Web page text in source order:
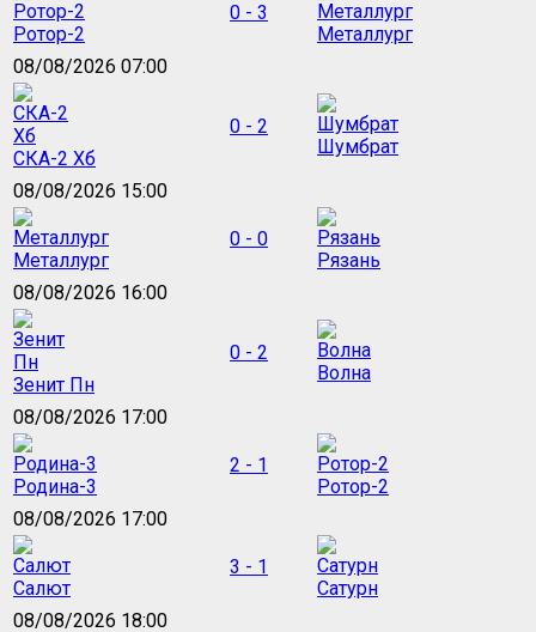
Ротор-2
0 - 3
Металлург
08/08/2026 07:00
СКА-2 Хб
0 - 2
Шумбрат
08/08/2026 15:00
Металлург
0 - 0
Рязань
08/08/2026 16:00
Зенит Пн
0 - 2
Волна
08/08/2026 17:00
Родина-3
2 - 1
Ротор-2
08/08/2026 17:00
Салют
3 - 1
Сатурн
08/08/2026 18:00